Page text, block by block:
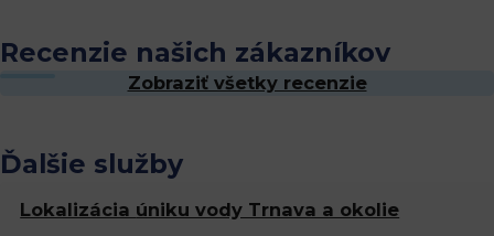
Recenzie našich zákazníkov
Zobraziť všetky recenzie
Ďalšie služby
Lokalizácia úniku vody Trnava a okolie